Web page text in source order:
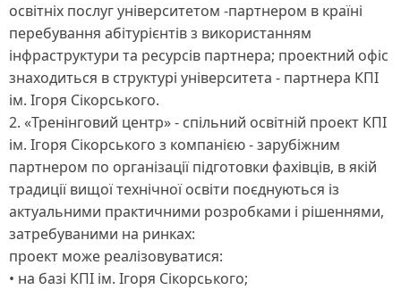
освітніх послуг університетом -партнером в країні
перебування абітурієнтів з використанням
інфраструктури та ресурсів партнера; проектний офіс
знаходиться в структурі університета - партнера КПІ
ім. Ігоря Сікорського.
2. «Тренінговий центр» - спільний освітній проект КПІ
ім. Ігоря Сікорського з компанією - зарубіжним
партнером по організації підготовки фахівців, в якій
традиції вищої технічної освіти поєднуються із
актуальними практичними розробками і рішеннями,
затребуваними на ринках:
проект може реалізовуватися:
• на базі КПІ ім. Ігоря Сікорського;